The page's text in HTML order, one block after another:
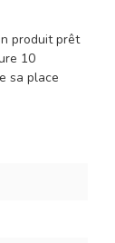
produit prêt
10
sa place